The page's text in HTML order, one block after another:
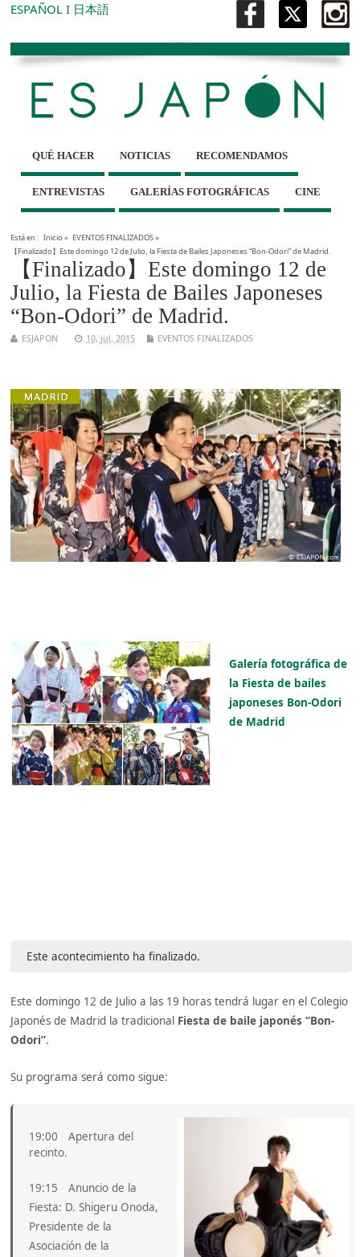
ESPAÑOL I 日本語
QUÉ HACER NOTICIAS RECOMENDAMOS
ENTREVISTAS GALERÍAS FOTOGRÁFICAS CINE
Está en : Inicio» EVENTOS FINALIZADOS»
【Finalizado】Este domingo 12 de Julio, la Fiesta de Bailes Japoneses “Bon-Odori” de Madrid.
【Finalizado】Este domingo 12 de
Julio, la Fiesta de Bailes Japoneses
“Bon-Odori” de Madrid.
ESJAPON 10, jul, 2015 EVENTOS FINALIZADOS
Galería fotográfica de
la Fiesta de bailes
japoneses Bon-Odori
de Madrid
Este acontecimiento ha finalizado.
Este domingo 12 de Julio a las 19 horas tendrá lugar en el Colegio
Japonés de Madrid la tradicional Fiesta de baile japonés “Bon-
Odori”.
Su programa será como sigue:
19:00 Apertura del
recinto.
19:15 Anuncio de la
Fiesta: D. Shigeru Onoda,
Presidente de la
Asociación de la